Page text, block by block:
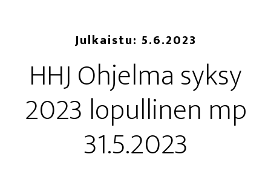
Julkaistu: 5.6.2023
HHJ Ohjel­ma syk­sy
2023 lopul­li­nen mp
31.5.2023